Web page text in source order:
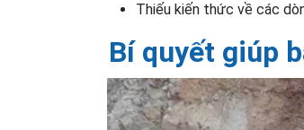
Thiếu kiến thức về các
Bí quyết giúp